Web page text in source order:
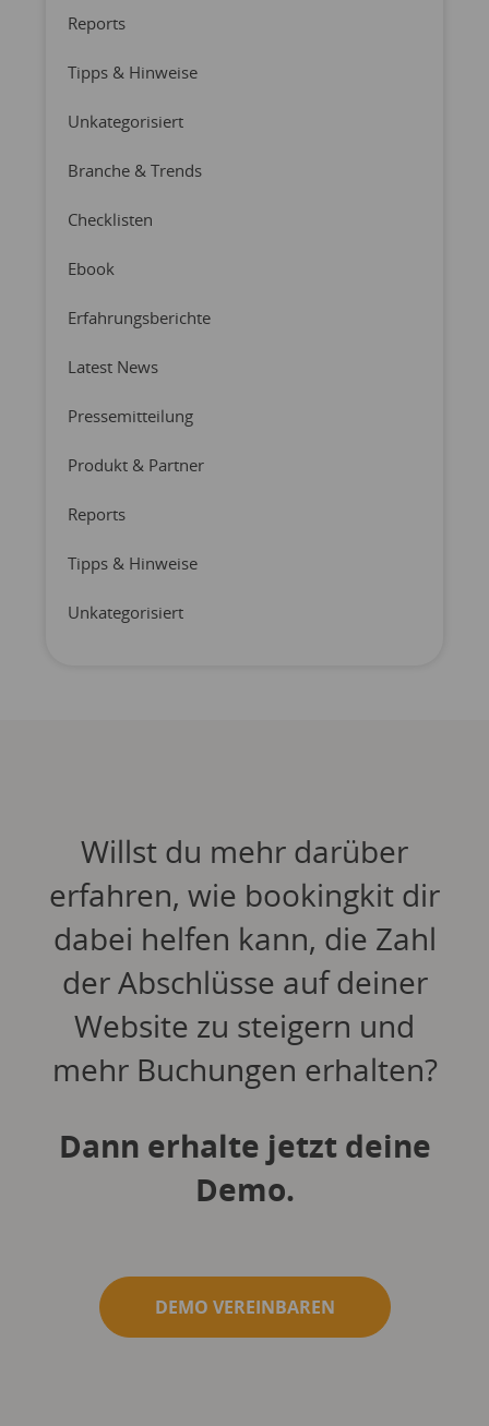
Reports
Tipps & Hinweise
Unkategorisiert
Branche & Trends
Checklisten
Ebook
Erfahrungsberichte
Latest News
Pressemitteilung
Produkt & Partner
Reports
Tipps & Hinweise
Unkategorisiert
Willst du mehr darüber
erfahren, wie bookingkit dir
dabei helfen kann, die Zahl
der Abschlüsse auf deiner
Website zu steigern und
mehr Buchungen erhalten?
Dann erhalte jetzt deine
Demo.
DEMO VEREINBAREN